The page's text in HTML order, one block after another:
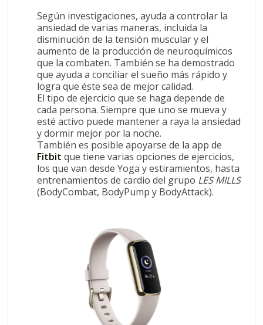
Según investigaciones, ayuda a controlar la
ansiedad de varias maneras, incluida la
disminución de la tensión muscular y el
aumento de la producción de neuroquímicos
que la combaten. También se ha demostrado
que ayuda a conciliar el sueño más rápido y
logra que éste sea de mejor calidad.
El tipo de ejercicio que se haga depende de
cada persona. Siempre que uno se mueva y
esté activo puede mantener a raya la ansiedad
y dormir mejor por la noche.
También es posible apoyarse de la app de
Fitbit que tiene varias opciones de ejercicios,
los que van desde Yoga y estiramientos, hasta
entrenamientos de cardio del grupo LES MILLS
(BodyCombat, BodyPump y BodyAttack).